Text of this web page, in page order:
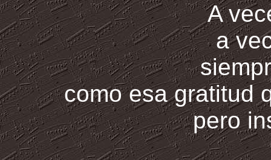
A
a
como esa gratitud
pero